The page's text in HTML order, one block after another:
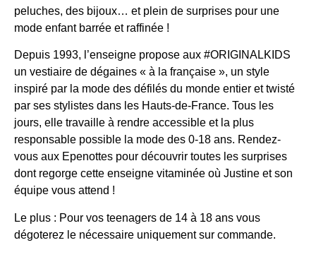
peluches, des bijoux… et plein de surprises pour une
mode enfant barrée et raffinée !
Depuis 1993, l’enseigne propose aux #ORIGINALKIDS
un vestiaire de dégaines « à la française », un style
inspiré par la mode des défilés du monde entier et twisté
par ses stylistes dans les Hauts-de-France. Tous les
jours, elle travaille à rendre accessible et la plus
responsable possible la mode des 0-18 ans. Rendez-
vous aux Epenottes pour découvrir toutes les surprises
dont regorge cette enseigne vitaminée où Justine et son
équipe vous attend !
Le plus : Pour vos teenagers de 14 à 18 ans vous
dégoterez le nécessaire uniquement sur commande.